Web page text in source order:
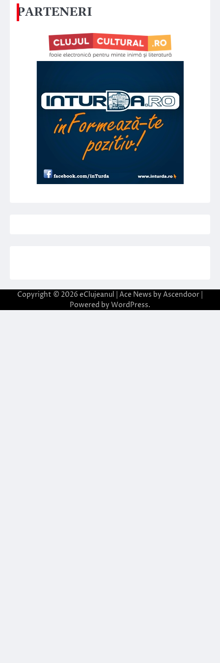
PARTENERI
Copyright © 2026 eClujeanul | Ace News by Ascendoor
Powered by WordPress.